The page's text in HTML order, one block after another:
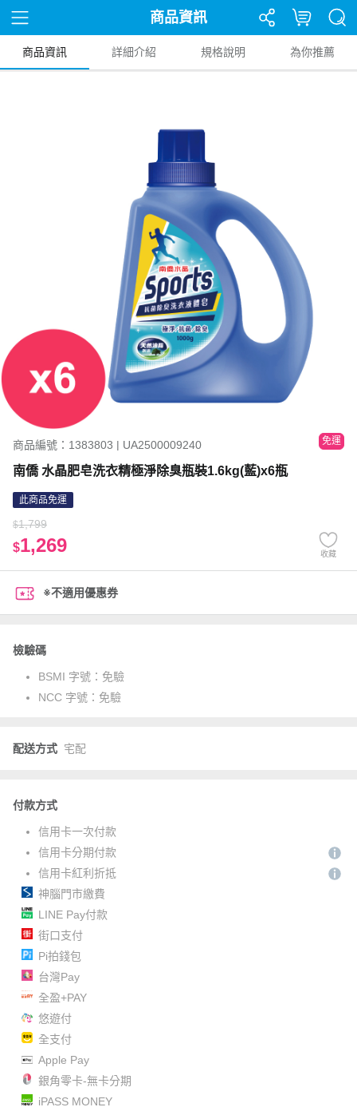
商品資訊
商品資訊 詳細介紹 規格說明 為你推薦
商品編號：1383803 | UA2500009240 免運
南僑 水晶肥皂洗衣精極淨除臭瓶裝1.6kg(藍)x6瓶
此商品免運
$1,799
$1,269 收藏
※不適用優惠券
檢驗碼
BSMI 字號： 免驗
NCC 字號： 免驗
配送方式 宅配
付款方式
信用卡一次付款
信用卡分期付款
信用卡紅利折抵
神腦門市繳費
LINE Pay付款
街口支付
Pi拍錢包
台灣Pay
全盈+PAY
悠遊付
全支付
Apple Pay
銀角零卡-無卡分期
iPASS MONEY